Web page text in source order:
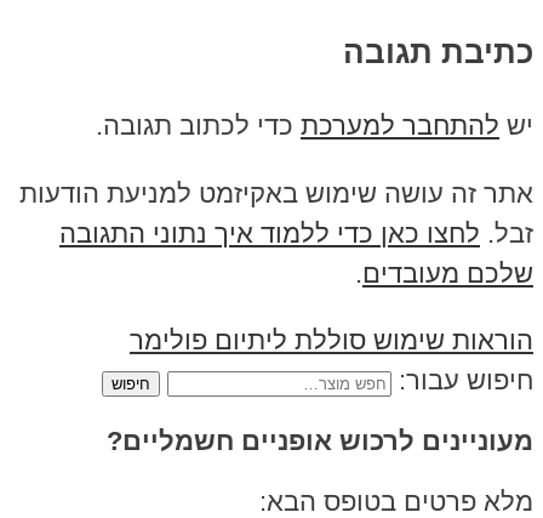
כתיבת תגובה
יש להתחבר למערכת כדי לכתוב תגובה.
אתר זה עושה שימוש באקיזמט למניעת הודעות
זבל. לחצו כאן כדי ללמוד איך נתוני התגובה
שלכם מעובדים.
הוראות שימוש סוללת ליתיום פולימר
חיפוש עבור:
מעוניינים לרכוש אופניים חשמליים?
מלא פרטים בטופס הבא: